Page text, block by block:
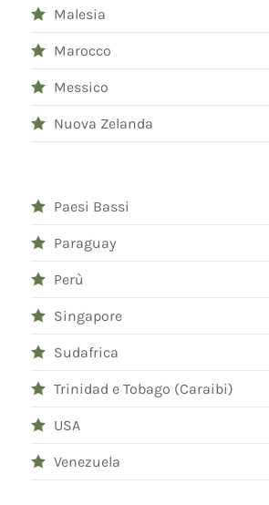
Malesia
Marocco
Messico
Nuova Zelanda
Paesi Bassi
Paraguay
Perù
Singapore
Sudafrica
Trinidad e Tobago (Caraibi)
USA
Venezuela